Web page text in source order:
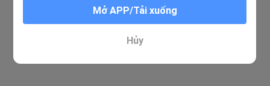
Mở APP/Tải xuống
Hủy